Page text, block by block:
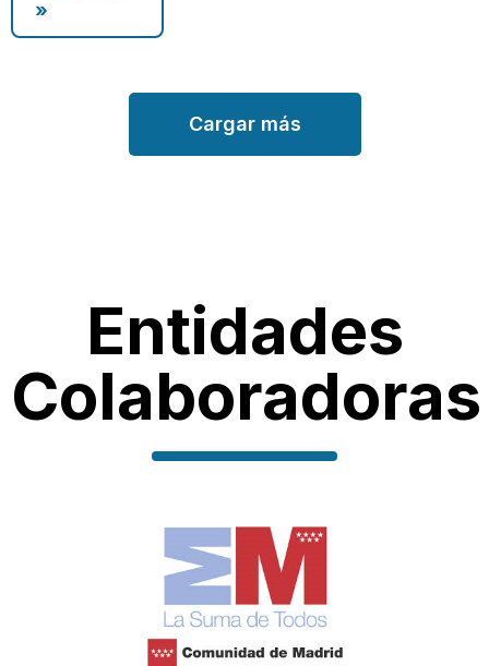
»
Cargar más
Entidades
Colaboradoras